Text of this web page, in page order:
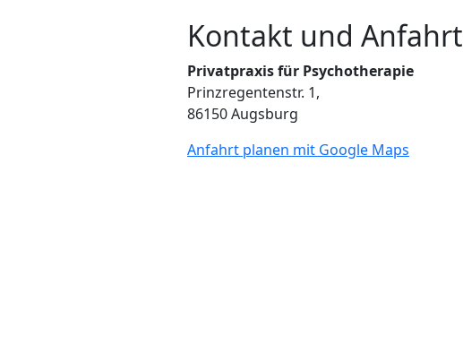
Kontakt und Anfahrt
Privatpraxis für Psychotherapie
Prinzregentenstr. 1,
86150 Augsburg
Anfahrt planen mit Google Maps